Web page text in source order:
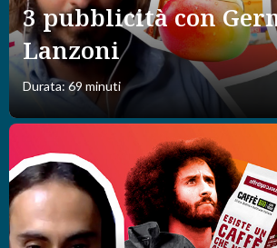
3 pubblicità con
Lanzoni
Durata: 69 minuti